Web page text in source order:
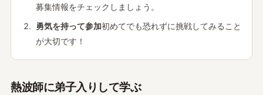
募集情報をチェックしましょう。
勇気を持って参加初めてでも恐れずに挑戦してみること
が大切です！
熱波師に弟子入りして学ぶ